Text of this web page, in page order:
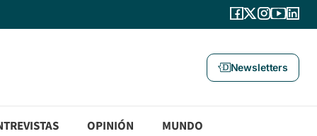
Newsletters
OPINIÓN MUNDO